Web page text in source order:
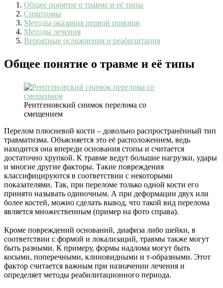
Общее понятие о травме и её типы
Симптомы
Методы оказания первой помощи
Методы лечения
Вероятные осложнения и реабилитация
Общее понятие о травме и её типы
Рентгеновский снимок перелома со
смещением
Перелом плюсневой кости – довольно распространённый тип
травматизма. Объясняется это её расположением, ведь
находится она впереди основания стопы и считается
достаточно хрупкой. К травме ведут большие нагрузки, удары
и многие другие факторы. Такие повреждения
классифицируются в соответствии с некоторыми
показателями. Так, при переломе только одной кости его
принято называть одиночным. А при деформации двух или
более костей, можно сделать вывод, что такой вид перелома
является множественным (пример на фото справа).
Кроме повреждений оснований, диафиза либо шейки, в
соответствии с формой и локализаций, травмы также могут
быть разными. К примеру, формы надлома могут быть
косыми, поперечными, клиновидными и т-образными. Этот
фактор считается важным при назначении лечения и
определяет методы реабилитационного периода.